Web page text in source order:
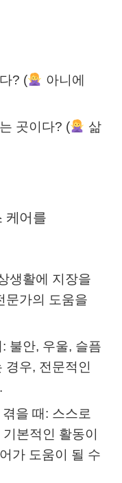
? (
아니에
곳이다? (
삶
케어를
생활에 지장을
문가의 도움을
불안, 우울, 슬픔
경우, 전문적인
을 때: 스스로
본적인 활동이
가 도움이 될 수